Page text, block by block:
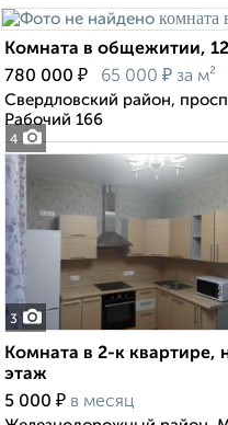
4
Комната в общежитии,
780 000 ₽ 65 000 ₽ за м²
Свердловский район,
Рабочий 166
3
Комната в 2-к квартире,
этаж
5 000 ₽ в месяц